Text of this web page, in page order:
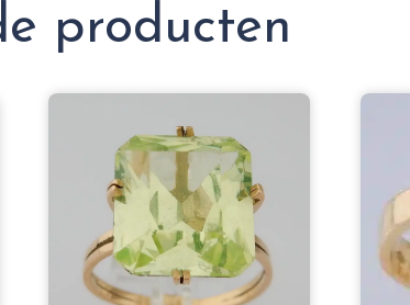
producten